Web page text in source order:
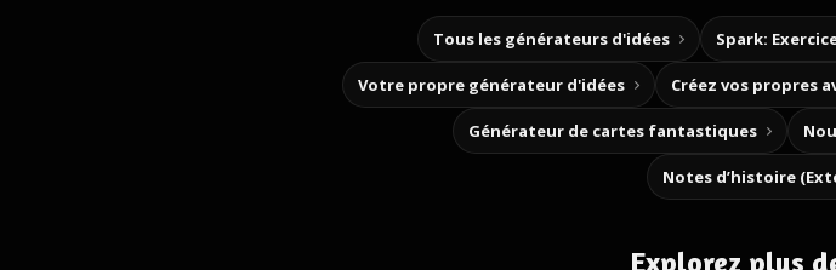
Tous les générateurs d'idées Spark:
Votre propre générateur d'idées
Générateur de cartes fantastiques
Explorez plus